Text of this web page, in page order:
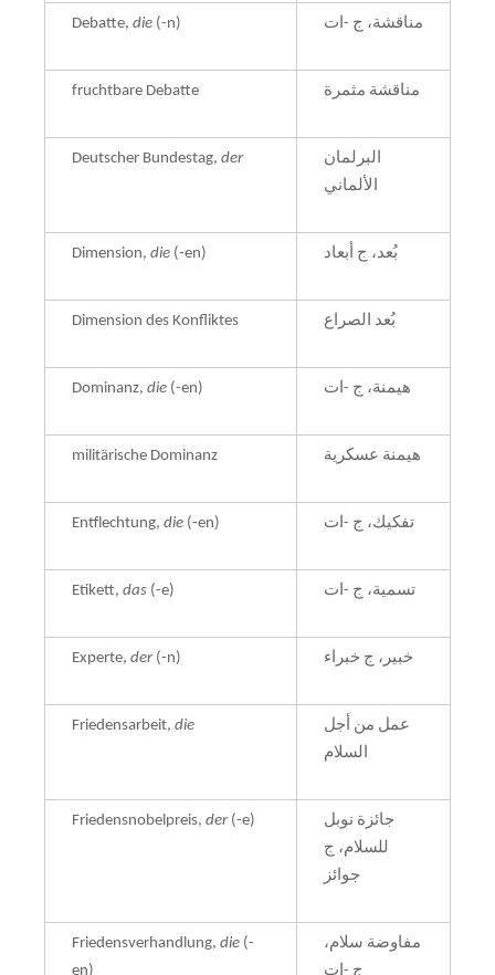
Debatte, die (-n) مناقشة، ج -ات
fruchtbare Debatte مناقشة مثمرة
Deutscher Bundestag, der
البرلمان
الألماني
Dimension, die (-en) بُعد، ج أبعاد
Dimension des Konfliktes بُعد الصراع
Dominanz, die (-en) هيمنة، ج -ات
militärische Dominanz هيمنة عسكرية
Entflechtung, die (-en) تفكيك، ج -ات
Etikett, das (-e) تسمية، ج -ات
Experte, der(-n) خبير، ج خبراء
Friedensarbeit, die
عمل من أجل
السلام
Friedensnobelpreis, der(-e)
جائزة نوبل
للسلام، ج
جوائز
Friedensverhandlung, die (-
en)
مفاوضة سلام،
ج -ات